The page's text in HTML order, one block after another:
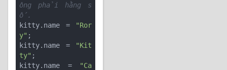
ông phải hằng s
ố.
kitty.name =
"Ror
y" ;
kitty.name =
"Kit
ty" ;
kitty.name =
"Ca